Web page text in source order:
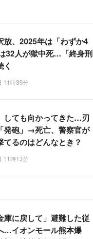
放、2025年は「わずか4
32人が獄中死…「終身刑
11時39分
しても向かってきた…刃
発砲」→死亡、警察官が
てるのはどんなとき？
11時13分
庫に戻して」避難した従
…イオンモール熊本爆